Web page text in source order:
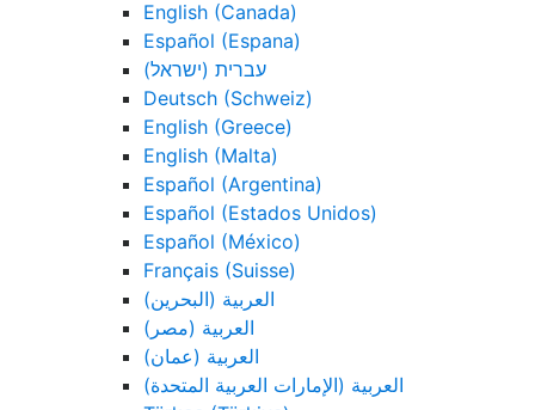
English (Canada)
Español (Espana)
עברית (ישראל)
Deutsch (Schweiz)
English (Greece)
English (Malta)
Español (Argentina)
Español (Estados Unidos)
Español (México)
Français (Suisse)
العربية (البحرين)
العربية (مصر)
العربية (عمان)
العربية (الإمارات العربية المتحدة)